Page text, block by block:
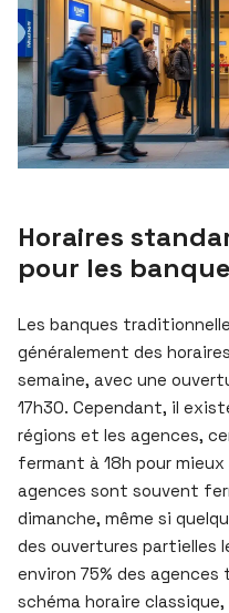
Horaires
pour les
Les banques
généralement des
semaine, avec une
17h30. Cependant, il
régions et les agences,
fermant à 18h pour
agences sont souvent
dimanche, même si
des ouvertures partielles
environ 75% des
schéma horaire